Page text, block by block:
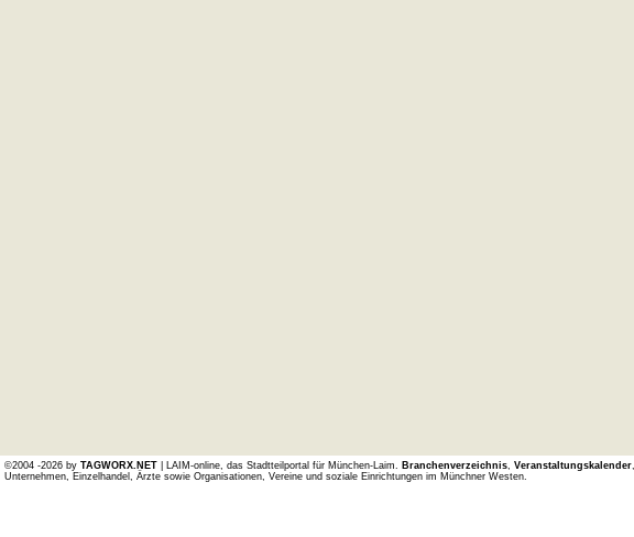
©2004 -2026 by TAGWORX.NET| LAIM-online, das Stadtteilportal für München-Laim. Branchenverzeichnis, Veranstaltungskalender,
Unternehmen, Einzelhandel, Ärzte sowie Organisationen, Vereine und soziale Einrichtungen im Münchner Westen.